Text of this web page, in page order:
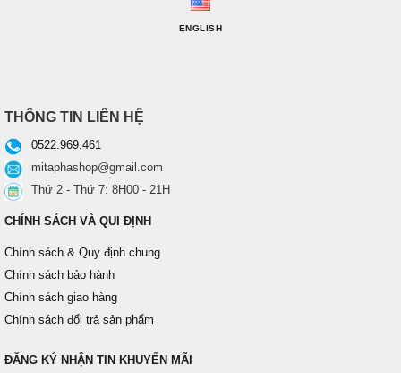
ENGLISH
THÔNG TIN LIÊN HỆ
0522.969.461
mitaphashop@gmail.com
Thứ 2 - Thứ 7: 8H00 - 21H
CHÍNH SÁCH VÀ QUI ĐỊNH
Chính sách & Quy định chung
Chính sách bảo hành
Chính sách giao hàng
Chính sách đổi trả sản phẩm
ĐĂNG KÝ NHẬN TIN KHUYẾN MÃI